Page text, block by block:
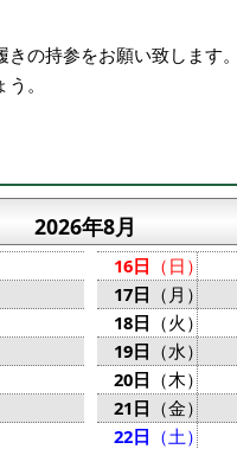
の持参をお願い致します。
。
2026年8月
16日 （日）
17日 （月）
18日 （火）
19日 （水）
20日 （木）
21日 （金）
22日 （土）